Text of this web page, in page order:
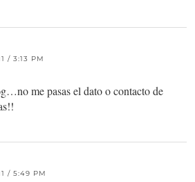
/ 3:13 PM
me pasas el dato o contacto de
/ 5:49 PM